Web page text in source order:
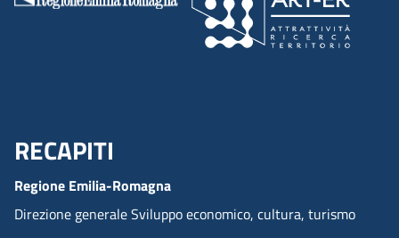
Menu Footer
RECAPITI
Regione Emilia-Romagna
Direzione generale Sviluppo economico, cultura, turismo